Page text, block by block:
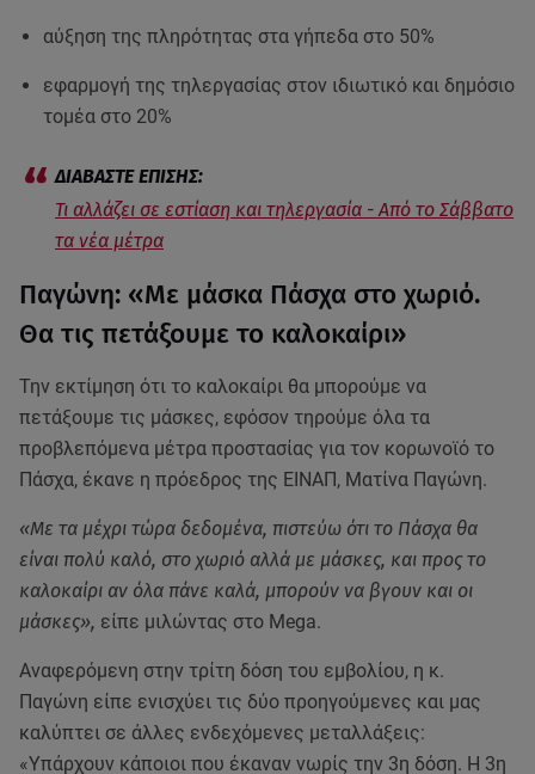
αύξηση της πληρότητας στα γήπεδα στο 50%
εφαρμογή της τηλεργασίας στον ιδιωτικό και δημόσιο
τομέα στο 20%
Τι αλλάζει σε εστίαση και τηλεργασία - Από το Σάββατο
τα νέα μέτρα
Παγώνη: «Με μάσκα Πάσχα στο χωριό.
Θα τις πετάξουμε το καλοκαίρι»
Την εκτίμηση ότι το καλοκαίρι θα μπορούμε να
πετάξουμε τις μάσκες, εφόσον τηρούμε όλα τα
προβλεπόμενα μέτρα προστασίας για τον κορωνοϊό το
Πάσχα, έκανε η πρόεδρος της ΕΙΝΑΠ, Ματίνα Παγώνη.
«Με τα μέχρι τώρα δεδομένα, πιστεύω ότι το Πάσχα θα
είναι πολύ καλό, στο χωριό αλλά με μάσκες, και προς το
καλοκαίρι αν όλα πάνε καλά, μπορούν να βγουν και οι
μάσκες», είπε μιλώντας στο Mega.
Αναφερόμενη στην τρίτη δόση του εμβολίου, η κ.
Παγώνη είπε ενισχύει τις δύο προηγούμενες και μας
καλύπτει σε άλλες ενδεχόμενες μεταλλάξεις:
«Υπάρχουν κάποιοι που έκαναν νωρίς την 3η δόση. Η 3η